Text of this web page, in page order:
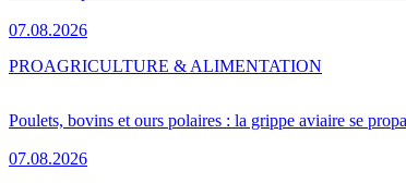
07.08.2026
Poulets, bovins et ours polaires : la grippe aviaire se
07.08.2026
PROAGRICULTURE & ALIMENTATION